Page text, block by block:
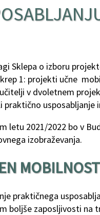
Sklepa o izboru
1: projekti učne
v dvoletnem
praktično usposabljanje
letu 2021/2022 bo v
izobraževanja.
praktičnega
boljše zaposljivosti na